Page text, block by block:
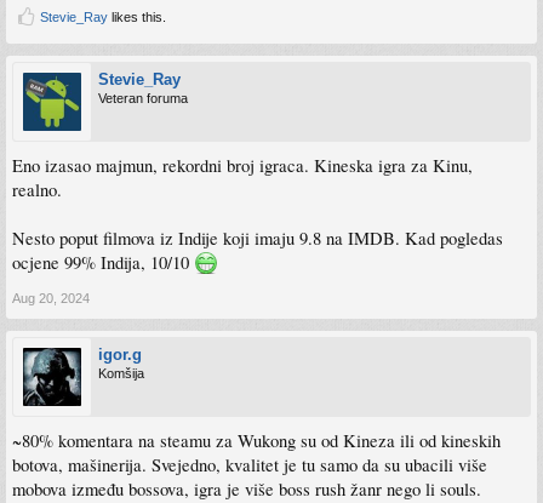
Stevie_Ray likes this.
Stevie_Ray
Veteran foruma
Eno izasao majmun, rekordni broj igraca. Kineska igra za Kinu,
realno.
Nesto poput filmova iz Indije koji imaju 9.8 na IMDB. Kad pogledas
ocjene 99% Indija, 10/10
Aug 20, 2024
igor.g
Komšija
~80% komentara na steamu za Wukong su od Kineza ili od kineskih
botova, mašinerija. Svejedno, kvalitet je tu samo da su ubacili više
mobova između bossova, igra je više boss rush žanr nego li souls.